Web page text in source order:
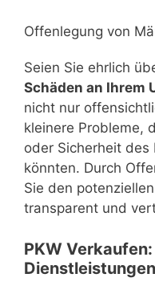
Offenlegung von
Seien Sie ehrlich
Schäden an Ihrem
nicht nur
kleinere Probleme,
oder Sicherheit des
könnten. Durch
Sie den
transparent und
PKW
Dienstleistungen